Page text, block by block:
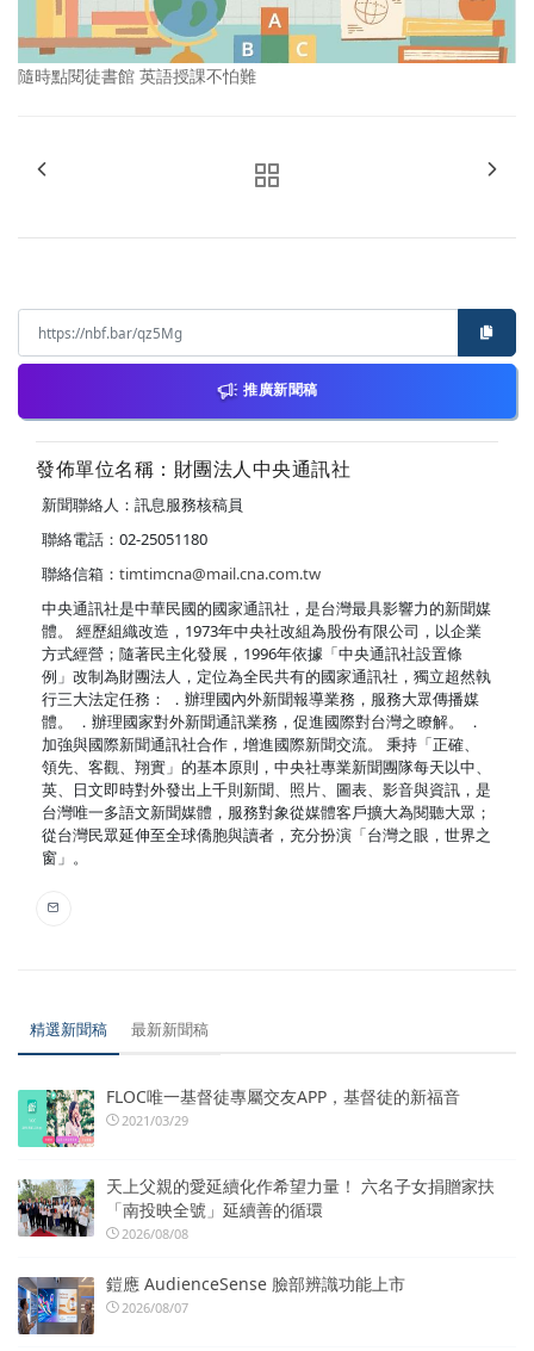
隨時點閱徒書館 英語授課不怕難
推廣新聞稿
發佈單位名稱：財團法人中央通訊社
新聞聯絡人：訊息服務核稿員
聯絡電話：02-25051180
聯絡信箱： timtimcna@mail.cna.com.tw
中央通訊社是中華民國的國家通訊社，是台灣最具影響力的新聞媒
體。 經歷組織改造，1973年中央社改組為股份有限公司，以企業
方式經營；隨著民主化發展，1996年依據「中央通訊社設置條
例」改制為財團法人，定位為全民共有的國家通訊社，獨立超然執
行三大法定任務： ．辦理國內外新聞報導業務，服務大眾傳播媒
體。 ．辦理國家對外新聞通訊業務，促進國際對台灣之瞭解。 ．
加強與國際新聞通訊社合作，增進國際新聞交流。 秉持「正確、
領先、客觀、翔實」的基本原則，中央社專業新聞團隊每天以中、
英、日文即時對外發出上千則新聞、照片、圖表、影音與資訊，是
台灣唯一多語文新聞媒體，服務對象從媒體客戶擴大為閱聽大眾；
從台灣民眾延伸至全球僑胞與讀者，充分扮演「台灣之眼，世界之
窗」。
精選新聞稿 最新新聞稿
FLOC唯一基督徒專屬交友APP，基督徒的新福音
2021/03/29
天上父親的愛延續化作希望力量！ 六名子女捐贈家扶
「南投映全號」延續善的循環
2026/08/08
鎧應 AudienceSense 臉部辨識功能上市
2026/08/07